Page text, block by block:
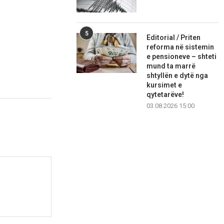
5
Editorial / Priten
reforma në sistemin
e pensioneve – shteti
mund ta marrë
shtyllën e dytë nga
kursimet e
qytetarëve!
03.08.2026 15:00